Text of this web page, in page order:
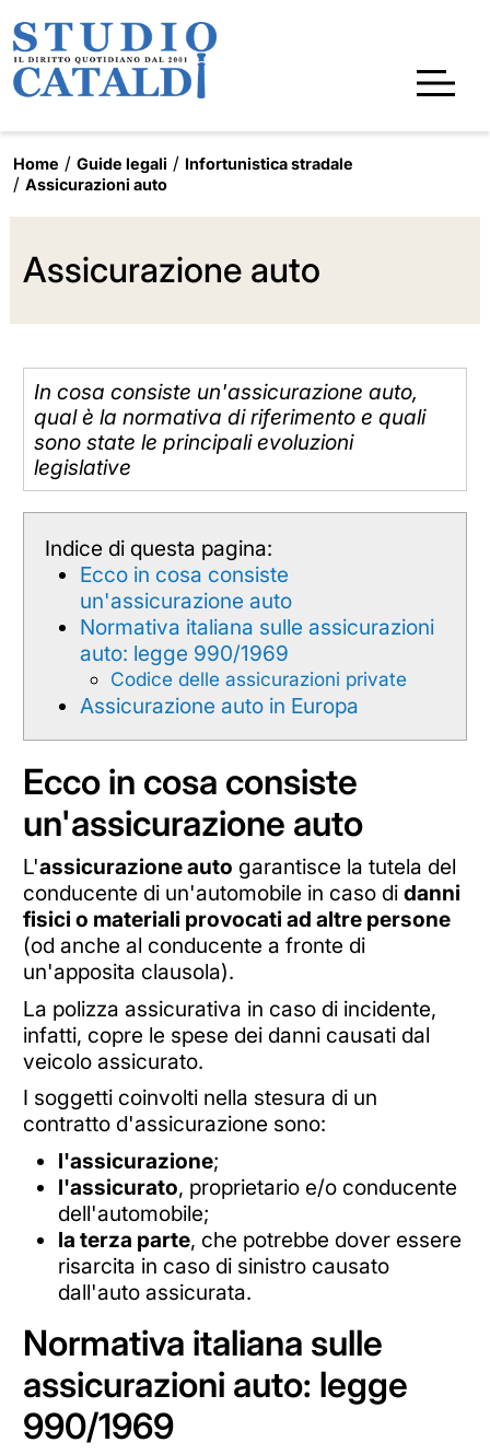
Home Guide legali
Infortunistica stradale
Assicurazioni auto
Assicurazione auto
In cosa consiste un'assicurazione auto,
qual è la normativa di riferimento e quali
sono state le principali evoluzioni
legislative
Indice di questa pagina:
Ecco in cosa consiste
un'assicurazione auto
Normativa italiana sulle assicurazioni
auto: legge 990/1969
Codice delle assicurazioni private
Assicurazione auto in Europa
Ecco in cosa consiste
un'assicurazione auto
L'assicurazione auto garantisce la tutela del
conducente di un'automobile in caso di danni
fisici o materiali provocati ad altre persone
(od anche al conducente a fronte di
un'apposita clausola).
La polizza assicurativa in caso di incidente,
infatti, copre le spese dei danni causati dal
veicolo assicurato.
I soggetti coinvolti nella stesura di un
contratto d'assicurazione sono:
l'assicurazione;
l'assicurato, proprietario e/o conducente
dell'automobile;
la terza parte, che potrebbe dover essere
risarcita in caso di sinistro causato
dall'auto assicurata.
Normativa italiana sulle
assicurazioni auto: legge
990/1969